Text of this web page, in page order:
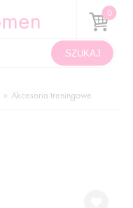
Akcesoria treningowe